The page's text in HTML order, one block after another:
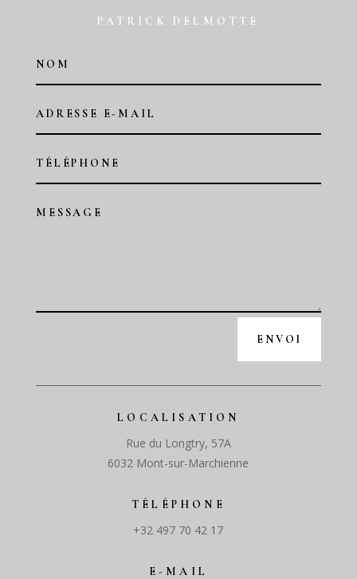
PATRICK DELMOTTE
ENVOI
LOCALISATION
Rue du Longtry, 57A
6032 Mont-sur-Marchienne
TÉLÉPHONE
+32 497 70 42 17
E-MAIL